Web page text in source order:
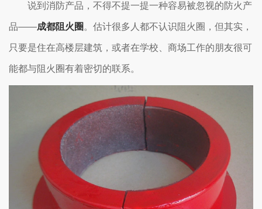
说到消防产品，不得不提一提一种容易被忽视的防火产
品——成都阻火圈 。估计很多人都不认识阻火圈，但其实，
只要是住在高楼层建筑，或者在学校、商场工作的朋友很可
能都与阻火圈有着密切的联系。